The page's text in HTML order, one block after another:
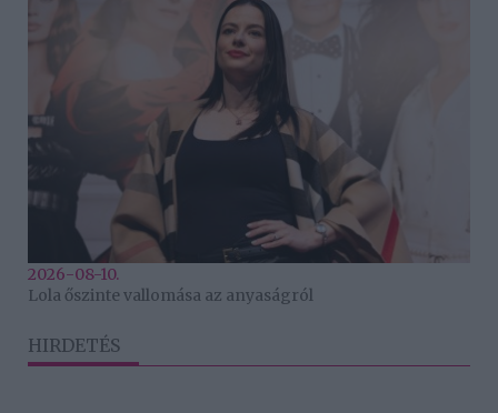
2026-08-10.
Lola őszinte vallomása az anyaságról
HIRDETÉS